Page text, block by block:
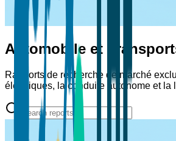
Automobile et
Rapports de recherche de marché
électriques, la conduite autonome et la